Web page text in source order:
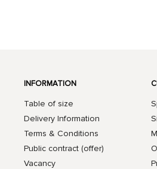
INFORMATION
Table of size
Delivery Information
Terms & Conditions
Public contract (offer)
Vacancy